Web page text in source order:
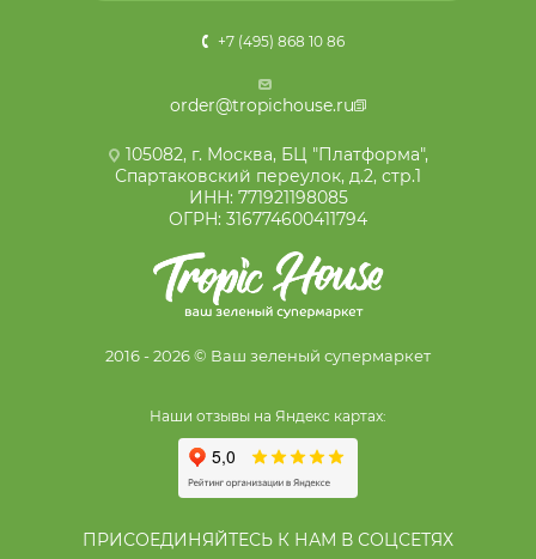
+7 (495) 868 10 86
order@tropichouse.ru
105082, г. Москва, БЦ "Платформа",
Спартаковский переулок, д.2, стр.1
ИНН: 771921198085
ОГРН: 316774600411794
2016 - 2026 © Ваш зеленый супермаркет
Наши отзывы на Яндекс картах:
ПРИСОЕДИНЯЙТЕСЬ К НАМ В СОЦСЕТЯХ